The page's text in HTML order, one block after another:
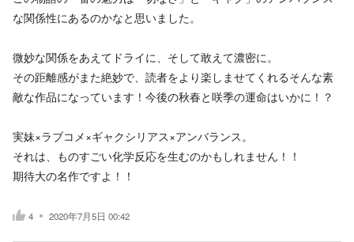
な関係性にあるのかなと思いました。
微妙な関係をあえてドライに、そして敢えて濃密に。
その距離感がまた絶妙で、読者をより楽しませてくれるそんな素
敵な作品になっています！今後の秋春と咲季の運命はいかに！？
実妹×ラブコメ×ギャクシリアス×アンバランス。
それは、ものすごい化学反応を生むのかもしれません！！
期待大の名作ですよ！！
4 2020年7月5日 00:42